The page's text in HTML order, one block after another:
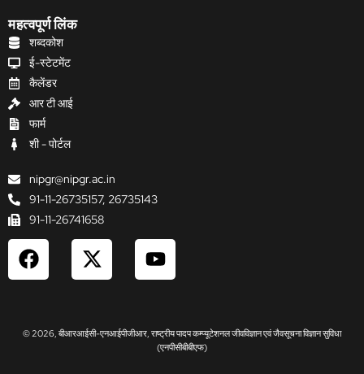
महत्वपूर्ण लिंक
शब्दकोश
ई-स्टेटमेंट
कैलेंडर
आर टी आई
फार्म
शी - पोर्टल
nipgr@nipgr.ac.in
91-11-26735157, 26735143
91-11-26741658
F
a
b
X
-
i
Y
o
u
b
© 2026, बीआरआईसी-एनआईपीजीआर, राष्ट्रीय पादप कम्प्यूटेशनल जीवविज्ञान एवं जैवसूचना विज्ञान सुविधा
(एनपीसीबीबीएफ)